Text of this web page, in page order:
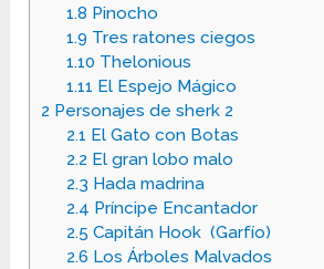
1.8 Pinocho
1.9 Tres ratones ciegos
1.10 Thelonious
1.11 El Espejo Mágico
2 Personajes de sherk 2
2.1 El Gato con Botas
2.2 El gran lobo malo
2.3 Hada madrina
2.4 Príncipe Encantador
2.5 Capitán Hook (Garfío)
2.6 Los Árboles Malvados